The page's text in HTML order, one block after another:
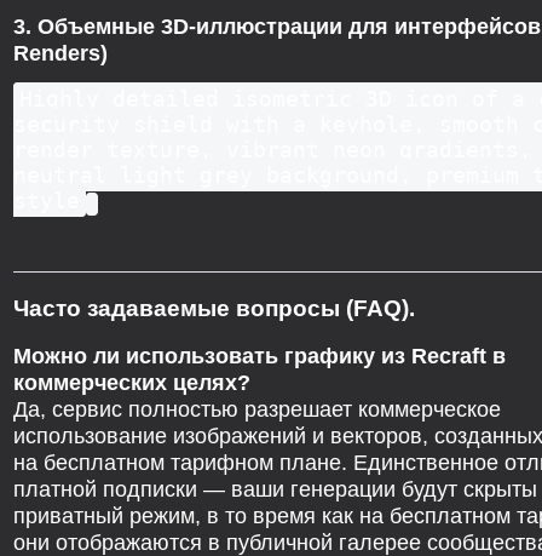
3. Объемные 3D-иллюстрации для интерфейсов
Renders)
Часто задаваемые вопросы (FAQ).
Можно ли использовать графику из Recraft в
коммерческих целях?
Да, сервис полностью разрешает коммерческое
использование изображений и векторов,
на бесплатном тарифном плане. Единственное
платной подписки — ваши генерации будут скрыты
приватный режим, в то время как на бесплатном
они отображаются в публичной галерее